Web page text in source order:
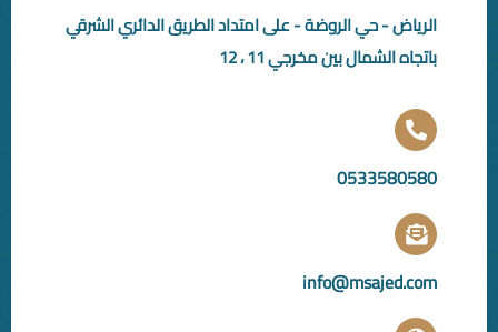
الروضة - على امتداد الطريق الدائري الشرقي
بين مخرجي 11 ، 12